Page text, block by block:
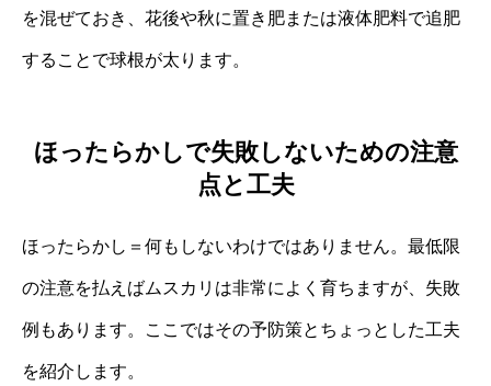
を混ぜておき、花後や秋に置き肥または液体肥料で追肥
することで球根が太ります。
ほったらかしで失敗しないための注意
点と工夫
ほったらかし＝何もしないわけではありません。最低限
の注意を払えばムスカリは非常によく育ちますが、失敗
例もあります。ここではその予防策とちょっとした工夫
を紹介します。